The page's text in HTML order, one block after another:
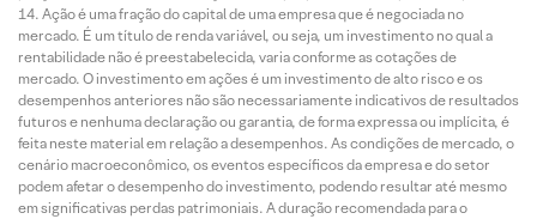
Ação é uma fração do capital de uma empresa que é negociada no
mercado. É um título de renda variável, ou seja, um investimento no qual a
rentabilidade não é preestabelecida, varia conforme as cotações de
mercado. O investimento em ações é um investimento de alto risco e os
desempenhos anteriores não são necessariamente indicativos de resultados
futuros e nenhuma declaração ou garantia, de forma expressa ou implícita, é
feita neste material em relação a desempenhos. As condições de mercado, o
cenário macroeconômico, os eventos específicos da empresa e do setor
podem afetar o desempenho do investimento, podendo resultar até mesmo
em significativas perdas patrimoniais. A duração recomendada para o